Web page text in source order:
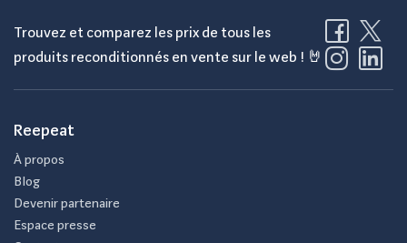
Trouvez et comparez les prix de tous les
produits reconditionnés en vente sur le web ! 🤘
Reepeat
À propos
Blog
Devenir partenaire
Espace presse